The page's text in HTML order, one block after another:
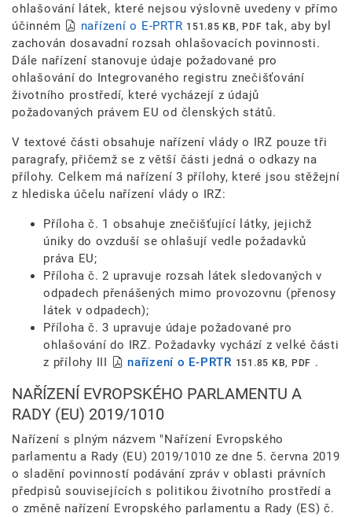
ohlašování látek, které nejsou výslovně uvedeny v přímo
účinném
nařízení o E-PRTR 151.85 KB, PDF tak, aby byl
zachován dosavadní rozsah ohlašovacích povinnosti.
Dále nařízení stanovuje údaje požadované pro
ohlašování do Integrovaného registru znečišťování
životního prostředí, které vycházejí z údajů
požadovaných právem EU od členských států.
V textové části obsahuje nařízení vlády o IRZ pouze tři
paragrafy, přičemž se z větší části jedná o odkazy na
přílohy. Celkem má nařízení 3 přílohy, které jsou stěžejní
z hlediska účelu nařízení vlády o IRZ:
Příloha č. 1 obsahuje znečišťující látky, jejichž
úniky do ovzduší se ohlašují vedle požadavků
práva EU;
Příloha č. 2 upravuje rozsah látek sledovaných v
odpadech přenášených mimo provozovnu (přenosy
látek v odpadech);
Příloha č. 3 upravuje údaje požadované pro
ohlašování do IRZ. Požadavky vychází z velké části
z přílohy III
nařízení o E-PRTR 151.85 KB, PDF .
NAŘÍZENÍ EVROPSKÉHO PARLAMENTU A
RADY (EU) 2019/1010
Nařízení s plným názvem "Nařízení Evropského
parlamentu a Rady (EU) 2019/1010 ze dne 5. června 2019
o sladění povinností podávání zpráv v oblasti právních
předpisů souvisejících s politikou životního prostředí a
o změně nařízení Evropského parlamentu a Rady (ES) č.